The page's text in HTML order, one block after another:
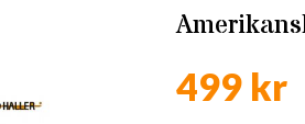
499 kr